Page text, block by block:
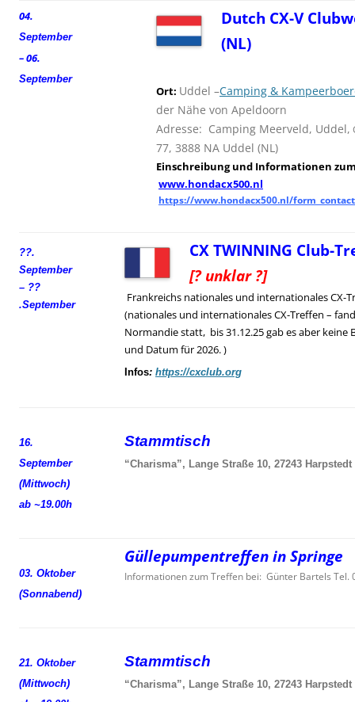
04.
September
– 06.
September
Dutch CX-V
(NL)
Ort: Uddel –Camping &
der Nähe von Apeldoorn
Adresse: Camping Meerveld, Uddel,
77, 3888 NA Uddel (NL)
Einschreibung und Informationen
www.hondacx500.nl
https://www.hondacx500.nl/
??.
September
– ??
.September
CX TWINNING Club-
[? unklar ?]
Frankreichs nationales und internationales CX-
(nationales und internationales CX-Treffen –
Normandie statt, bis 31.12.25 gab es aber keine
und Datum für 2026. )
Infos: https://cxclub.org
16.
September
(Mittwoch)
ab ~19.00h
Stammtisch
“Charisma”, Lange Straße 10, 27243 Harpstedt
03. Oktober
(Sonnabend)
Güllepumpentreffen in Springe
Informationen zum Treffen bei: Günter Bartels Tel.
21. Oktober
(Mittwoch)
Stammtisch
“Charisma”, Lange Straße 10, 27243 Harpstedt